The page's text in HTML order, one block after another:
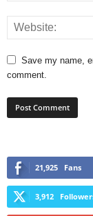
Save my name,
comment.
21,925 Fans
3,912